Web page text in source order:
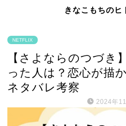
きなこもちのヒ
NETFLIX
【さよならのつづき
った人は？恋心が描
ネタバレ考察
2024年